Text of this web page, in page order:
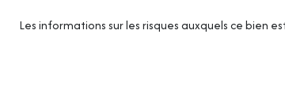
Les informations sur les risques auxquels ce bien